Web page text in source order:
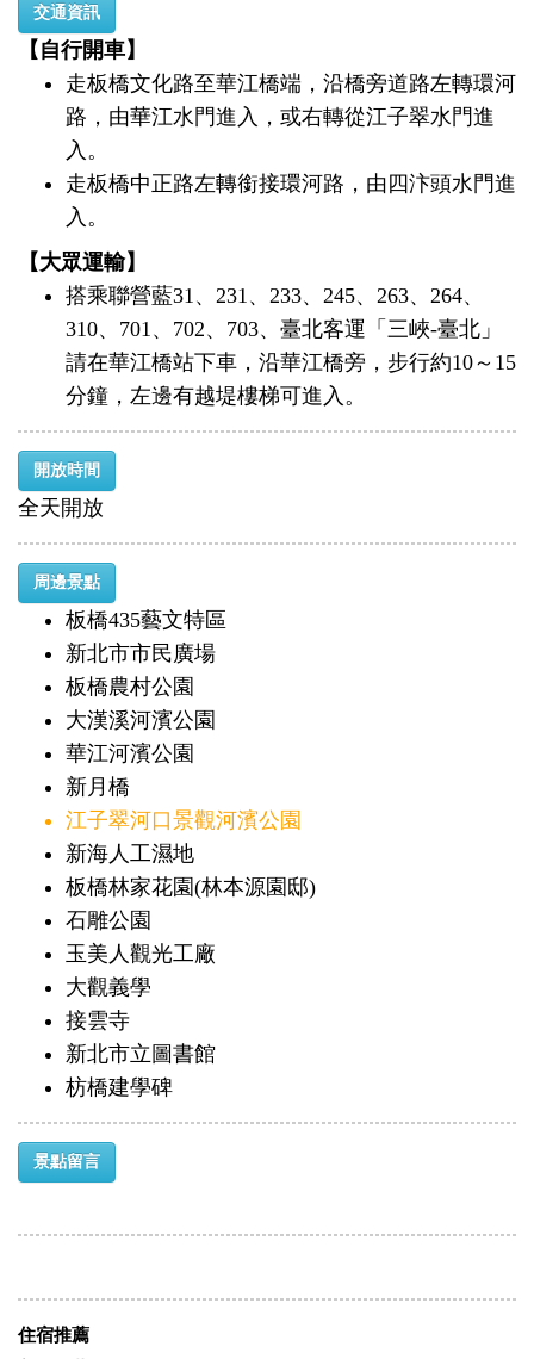
交通資訊
【自行開車】
走板橋文化路至華江橋端，沿橋旁道路左轉環河
路，由華江水門進入，或右轉從江子翠水門進
入。
走板橋中正路左轉銜接環河路，由四汴頭水門進
入。
【大眾運輸】
搭乘聯營藍31、231、233、245、263、264、
310、701、702、703、臺北客運「三峽-臺北」
請在華江橋站下車，沿華江橋旁，步行約10～15
分鐘，左邊有越堤樓梯可進入。
開放時間
全天開放
周邊景點
板橋435藝文特區
新北市市民廣場
板橋農村公園
大漢溪河濱公園
華江河濱公園
新月橋
江子翠河口景觀河濱公園
新海人工濕地
板橋林家花園(林本源園邸)
石雕公園
玉美人觀光工廠
大觀義學
接雲寺
新北市立圖書館
枋橋建學碑
景點留言
住宿推薦